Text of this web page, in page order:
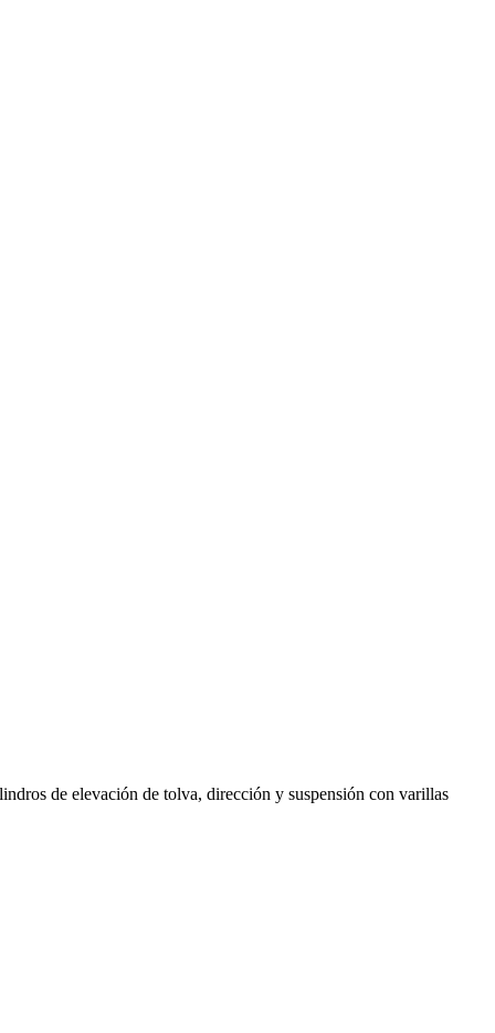
de elevación de tolva, dirección y suspensión con varillas